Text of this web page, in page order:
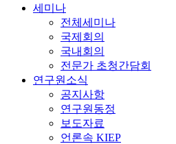
세미나
전체세미나
국제회의
국내회의
전문가 초청간담회
연구원소식
공지사항
연구원동정
보도자료
언론속 KIEP